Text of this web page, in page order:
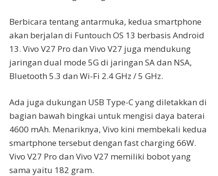
Berbicara tentang antarmuka, kedua smartphone
akan berjalan di Funtouch OS 13 berbasis Android
13. Vivo V27 Pro dan Vivo V27 juga mendukung
jaringan dual mode 5G di jaringan SA dan NSA,
Bluetooth 5.3 dan Wi-Fi 2.4 GHz / 5 GHz.
Ada juga dukungan USB Type-C yang diletakkan di
bagian bawah bingkai untuk mengisi daya baterai
4600 mAh. Menariknya, Vivo kini membekali kedua
smartphone tersebut dengan fast charging 66W.
Vivo V27 Pro dan Vivo V27 memiliki bobot yang
sama yaitu 182 gram.